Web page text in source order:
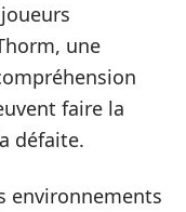
une
faire la
défaite.
environnements